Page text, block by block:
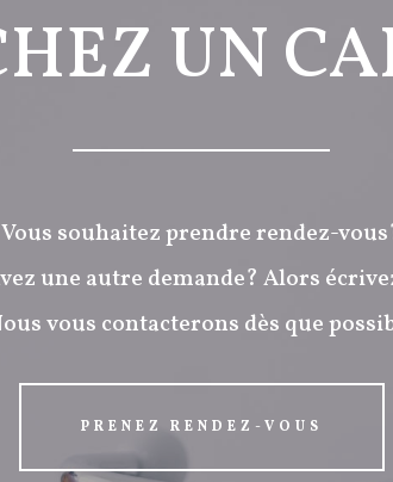
UN
Vous souhaitez prendre rendez-
une autre demande? Alors
vous contacterons dès que
PRENEZ RENDEZ-VOUS